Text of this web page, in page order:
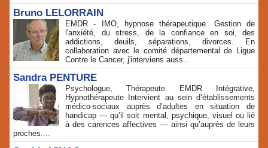
Bruno LELORRAIN
EMDR - IMO, hypnose thérapeutique. Gestion de
l'anxiété, du stress, de la confiance en soi, des
addictions, deuils, séparations, divorces. En
collaboration avec le comité départemental de Ligue
Contre le Cancer, j'interviens auss...
Sandra PENTURE
Psychologue, Thérapeute EMDR Intégrative,
Hypnothérapeute Intervient au sein d’établissements
médico‑sociaux auprès d’adultes en situation de
handicap — qu’il soit mental, psychique, visuel ou lié
à des carences affectives — ainsi qu’auprès de leurs
proches....